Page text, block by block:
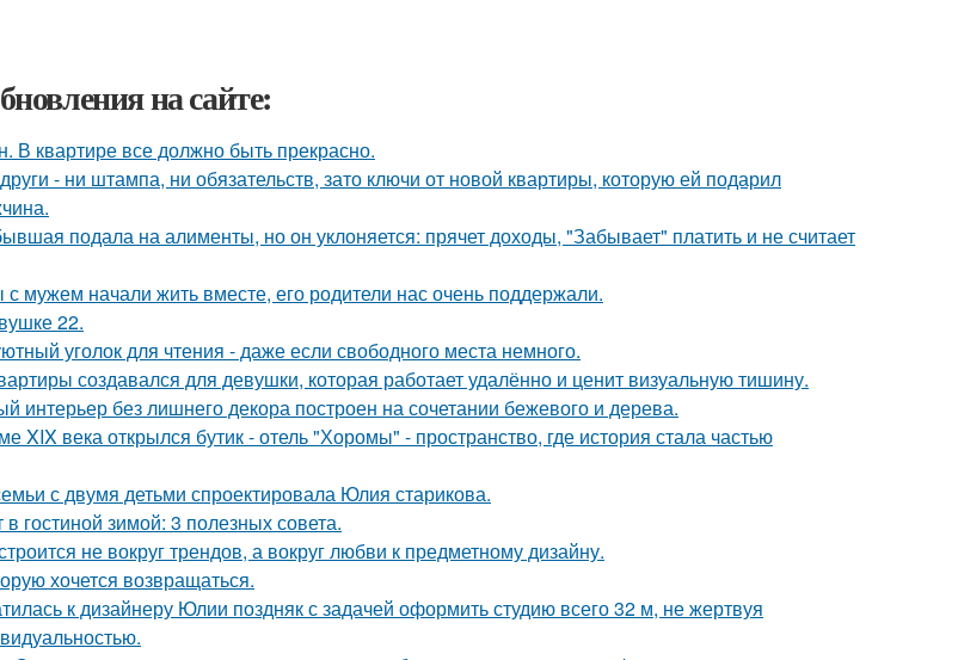
на сайте:
В квартире все должно быть прекрасно.
- ни штампа, ни обязательств, зато ключи от новой квартиры, которую ей подарил
подала на алименты, но он уклоняется: прячет доходы, "Забывает" платить и не считает
мужем начали жить вместе, его родители нас очень поддержали.
22.
уголок для чтения - даже если свободного места немного.
создавался для девушки, которая работает удалённо и ценит визуальную тишину.
интерьер без лишнего декора построен на сочетании бежевого и дерева.
XIX века открылся бутик - отель "Хоромы" - пространство, где история стала частью
с двумя детьми спроектировала Юлия старикова.
в гостиной зимой: 3 полезных совета.
не вокруг трендов, а вокруг любви к предметному дизайну.
хочется возвращаться.
к дизайнеру Юлии поздняк с задачей оформить студию всего 32 м, не жертвуя